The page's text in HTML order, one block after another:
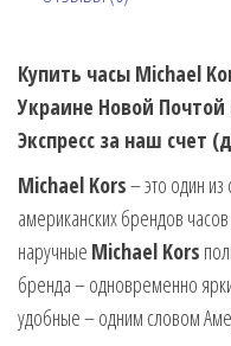
Купить часы Michael
Украине Новой
Экспресс за наш счет
Michael Kors– это один
американских брендов
наручные Michael Kors
бренда – одновременно
удобные – одним словом